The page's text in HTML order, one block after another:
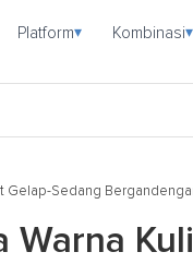
Platform▾ Kombinasi▾
Gelap-Sedang